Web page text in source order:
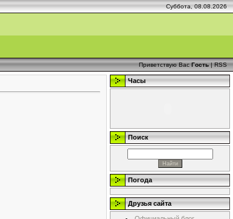
Суббота, 08.08.2026
Приветствую Вас Гость|RSS
Часы
Поиск
Погода
Друзья сайта